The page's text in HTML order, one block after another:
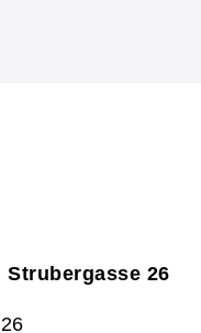
Strubergasse 26